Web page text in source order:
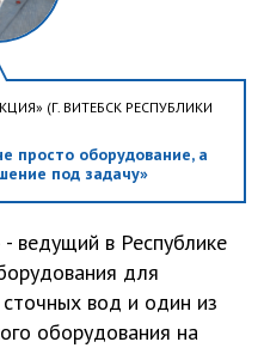
(Г. ВИТЕБСК РЕСПУБЛИКИ
просто оборудование, а
под задачу»
ведущий в Республике
для
вод и один из
оборудования на